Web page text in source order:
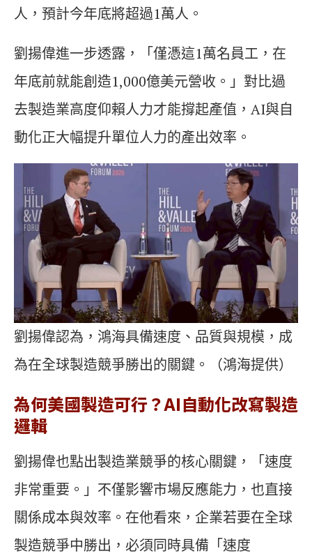
人，預計今年底將超過1萬人。
劉揚偉進一步透露，「僅憑這1萬名員工，在
年底前就能創造1,000億美元營收。」對比過
去製造業高度仰賴人力才能撐起產值，AI與自
動化正大幅提升單位人力的產出效率。
劉揚偉認為，鴻海具備速度、品質與規模，成
為在全球製造競爭勝出的關鍵。（鴻海提供）
為何美國製造可行？AI自動化改寫製造
邏輯
劉揚偉也點出製造業競爭的核心關鍵，「速度
非常重要。」不僅影響市場反應能力，也直接
關係成本與效率。在他看來，企業若要在全球
製造競爭中勝出，必須同時具備「速度